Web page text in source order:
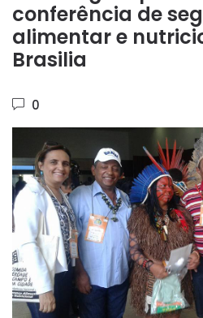
conferência de
alimentar e
Brasilia
0